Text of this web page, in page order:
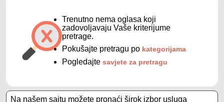
Trenutno nema oglasa koji
zadovoljavaju Vaše kriterijume
pretrage.
Pokušajte pretragu po kategorijama
Pogledajte savjete za pretragu
Na našem sajtu možete pronaći širok izbor usluga